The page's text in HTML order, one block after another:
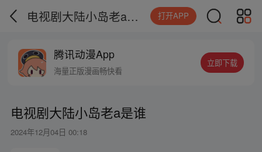
电视剧大陆小岛老a是谁 打开APP
腾讯动漫App
海量正版漫画畅快看
立即下载
电视剧大陆小岛老a是谁
2024年12月04日 00:18